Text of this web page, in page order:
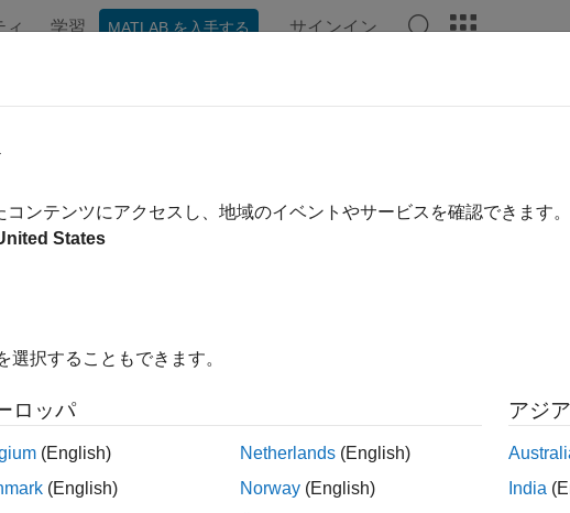
ィ 学習 MATLAB を入手する サインイン
とコード生成
を使用してシミュレーションとコード生成の Simulink® サポートを拡
す。
みシステム用の高最適化コードの生成
シミュレーションの一部としてサブシステム用に生成されたコード
ンテンツにアクセスし、地域のイベントやサービスを確認できます
States
選択することもできます。
ロッパ
(English)
(English)
Netherlands (English)
Norway (English)
アジ
India